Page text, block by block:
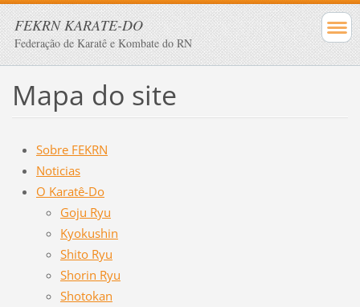
FEKRN KARATE-DO
Federação de Karatê e Kombate do RN
Mapa do site
Sobre FEKRN
Noticias
O Karatê-Do
Goju Ryu
Kyokushin
Shito Ryu
Shorin Ryu
Shotokan